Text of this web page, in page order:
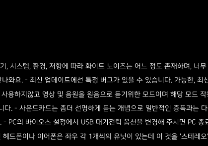
, 시스템, 환경, 저항에 따라 화이트 노이즈는 어느 정도 존재하며, 너
나와요. - 최신 업데이트에선 특정 버그가 있을 수 있습니다. 가능한,
용하지않고 영상 및 음원을 원음으로 듣기위한 모드이며 해당 모드
다. - 사운드카드는 좀더 선명하게 듣는 개념으로 일반적인 증폭과는
- PC의 바이오스 설정에서 USB 대기전력 옵션을 변경해 주시면 PC
헤드폰이나 이어폰은 좌우 각 1개씩의 유닛이 있는데 이 것을 '스테레